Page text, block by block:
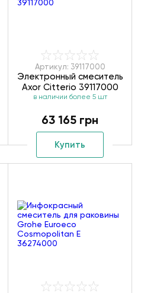
Артикул: 39117000
Электронный смеситель
Axor Citterio 39117000
в наличии более 5 шт
63 165 грн
Купить